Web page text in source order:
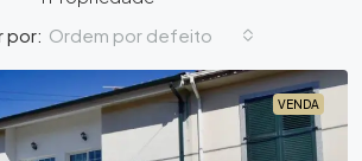
por: Ordem por defeito
VENDA